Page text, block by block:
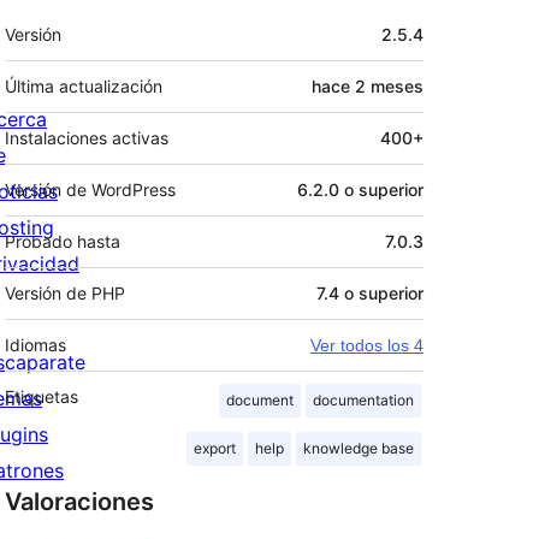
Meta
Versión 2.5.4
Última actualización hace 2 meses
Instalaciones activas 400+
Versión de WordPress 6.2.0 o superior
Probado hasta 7.0.3
Versión de PHP 7.4 o superior
Idiomas Ver todos los 4
Etiquetas document documentation
export help knowledge base
Valoraciones